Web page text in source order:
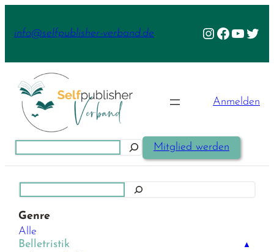
Inhalt
info@selfpublisher-verband.de Instagram
Facebook
Anmelden
Mitglied werden
Genre
Alle
Belletristik
▲